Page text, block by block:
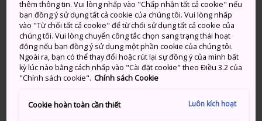
Bạn có thể dễ dàng đến Takasaki từ cả Tokyo và
Nagano bằng cách đi các chuyến tàu thường hoặc tàu
cao tốc Shinkansen.
Từ Tokyo, hãy đi tàu Tuyến JR Shonan-Shinjuku hoặc
Tuyến JR Takasaki đến Ga Takasaki. Bạn cũng có thể
đi tàu cao tốc Shinkansen Hokuriku hoặc Joetsu. Bạn
hoặc chưa đến một tiếng đi tàu cao tốc Shinkansen từ
thêm thông tin. Vui lòng nhấp vào "Chấp nhận tất cả cookie" nếu
bạn đồng ý sử dụng tất cả cookie của chúng tôi. Vui lòng nhấp
vào "Từ chối tất cả cookie" để từ chối sử dụng tất cả cookie của
chúng tôi. Vui lòng chuyển công tắc chọn sang trạng thái hoạt
động nếu bạn đồng ý sử dụng một phần cookie của chúng tôi.
Ngoài ra, bạn có thể thay đổi hoặc rút lại sự đồng ý của mình bất
kỳ lúc nào bằng cách nhấp vào "Cài đặt cookie" theo Điều 3.2 của
"Chính sách cookie". Chính sách Cookie
Cookie hoàn toàn cần thiết Luôn kích hoạt